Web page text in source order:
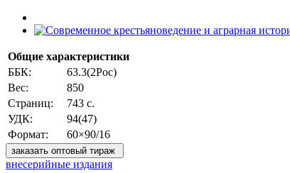
Общие характеристики
ББК:
63.3(2Рос)
Вес:
850
Страниц:
743 с.
УДК:
94(47)
Формат:
60×90/16
заказать оптовый тираж
внесерийные издания